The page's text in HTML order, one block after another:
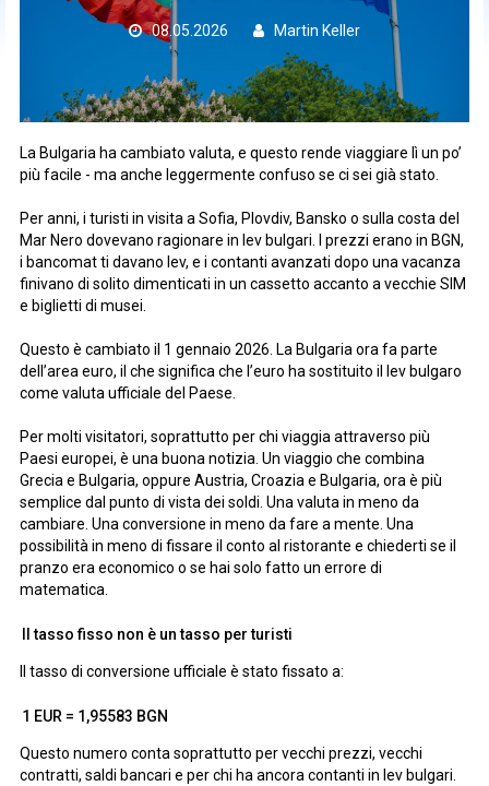
08.05.2026 Martin Keller
La Bulgaria ha cambiato valuta, e questo rende viaggiare lì un po’
più facile - ma anche leggermente confuso se ci sei già stato.
Per anni, i turisti in visita a Sofia, Plovdiv, Bansko o sulla costa del
Mar Nero dovevano ragionare in lev bulgari. I prezzi erano in BGN,
i bancomat ti davano lev, e i contanti avanzati dopo una vacanza
finivano di solito dimenticati in un cassetto accanto a vecchie SIM
e biglietti di musei.
Questo è cambiato il 1 gennaio 2026. La Bulgaria ora fa parte
dell’area euro, il che significa che l’euro ha sostituito il lev bulgaro
come valuta ufficiale del Paese.
Per molti visitatori, soprattutto per chi viaggia attraverso più
Paesi europei, è una buona notizia. Un viaggio che combina
Grecia e Bulgaria, oppure Austria, Croazia e Bulgaria, ora è più
semplice dal punto di vista dei soldi. Una valuta in meno da
cambiare. Una conversione in meno da fare a mente. Una
possibilità in meno di fissare il conto al ristorante e chiederti se il
pranzo era economico o se hai solo fatto un errore di
matematica.
Il tasso fisso non è un tasso per turisti
Il tasso di conversione ufficiale è stato fissato a:
1 EUR = 1,95583 BGN
Questo numero conta soprattutto per vecchi prezzi, vecchi
contratti, saldi bancari e per chi ha ancora contanti in lev bulgari.